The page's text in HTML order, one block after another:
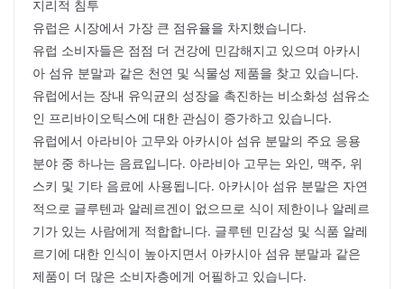
지리적 침투
유럽은 시장에서 가장 큰 점유율을 차지했습니다.
유럽 소비자들은 점점 더 건강에 민감해지고 있으며 아카시
아 섬유 분말과 같은 천연 및 식물성 제품을 찾고 있습니다.
유럽에서는 장내 유익균의 성장을 촉진하는 비소화성 섬유소
인 프리바이오틱스에 대한 관심이 증가하고 있습니다.
유럽에서 아라비아 고무와 아카시아 섬유 분말의 주요 응용
분야 중 하나는 음료입니다. 아라비아 고무는 와인, 맥주, 위
스키 및 기타 음료에 사용됩니다. 아카시아 섬유 분말은 자연
적으로 글루텐과 알레르겐이 없으므로 식이 제한이나 알레르
기가 있는 사람에게 적합합니다. 글루텐 민감성 및 식품 알레
르기에 대한 인식이 높아지면서 아카시아 섬유 분말과 같은
제품이 더 많은 소비자층에게 어필하고 있습니다.